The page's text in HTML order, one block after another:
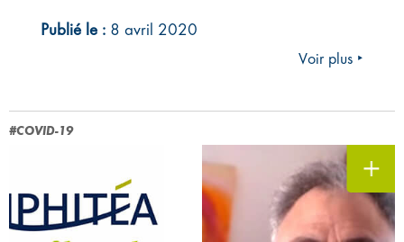
Publié le : 8 avril 2020
Voir plus ‣
#COVID-19